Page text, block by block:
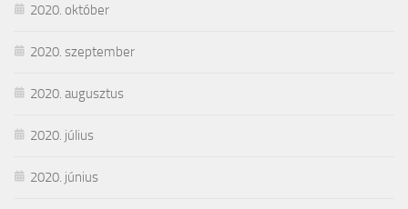
2020. október
2020. szeptember
2020. augusztus
2020. július
2020. június